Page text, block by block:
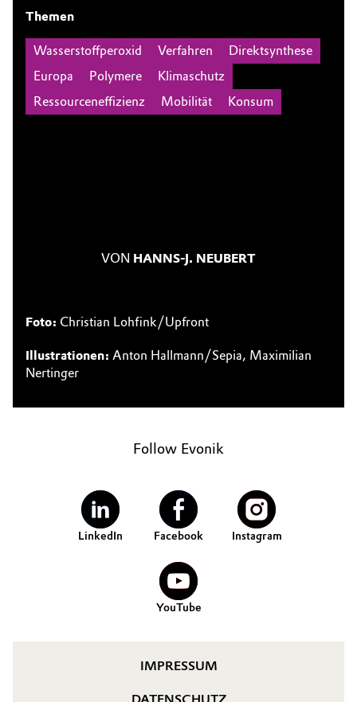
Themen
Wasserstoffperoxid Verfahren
Direktsynthese
Europa
Polymere
Klimaschutz
Ressourceneffizienz
Mobilität Konsum
VON HANNS-J. NEUBERT
Foto: Christian Lohfink/Upfront
Illustrationen: Anton Hallmann/Sepia, Maximilian
Nertinger
Follow Evonik
LinkedIn Facebook Instagram
YouTube
IMPRESSUM